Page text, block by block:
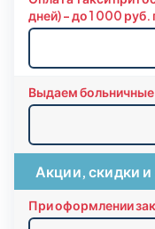
дней) – до 1 000 руб.
Выдаем больничные
Акции, скидки
При оформлении